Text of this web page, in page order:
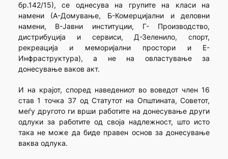
бр.142/15), се однесува на групите на класи на
намени (А-Домување, Б-Комерцијални и деловни
намени, В-Јавни институции, Г- Производство,
дистрибуција и сервиси, Д-Зеленило, спорт,
рекреација и меморијални простори и Е-
Инфраструктура), а не на овластување за
донесување ваков акт.
И на крајот, според наведениот во воведот член 16
став 1 точка 37 од Статутот на Општината, Советот,
меѓу другото ги врши работите на донесување други
одлуки за работите од своја надлежност, што исто
така не може да биде правен основ за донесување
ваква одлука.